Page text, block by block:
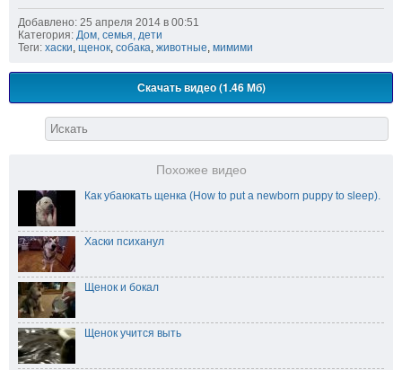
Добавлено: 25 апреля 2014 в 00:51
Категория: Дом, семья, дети
Теги: хаски щенок собака животные мимими
Скачать видео (1.46 Мб)
Похожее видео
Как убаюкать щенка (How to put a newborn puppy to sleep).
Хаски психанул
Щенок и бокал
Щенок учится выть